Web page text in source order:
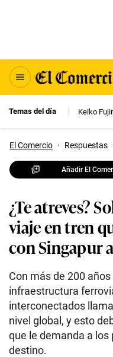
Temas del día Keiko
El Comercio · Respuestas
Añadir El
¿Te atreves?
viaje en tren
con Singapur
Con más de 200
infraestructura
interconectados
nivel global, y esto
que le demanda a los
destino.